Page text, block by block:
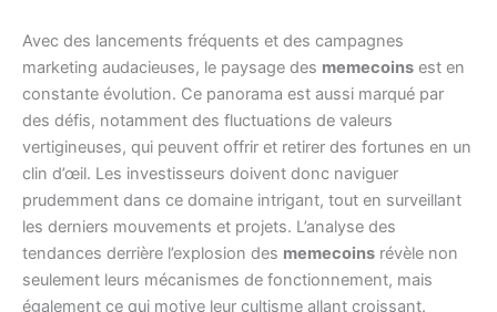
Avec des lancements fréquents et des campagnes
marketing audacieuses, le paysage des memecoins est en
constante évolution. Ce panorama est aussi marqué par
des défis, notamment des fluctuations de valeurs
vertigineuses, qui peuvent offrir et retirer des fortunes en un
clin d’œil. Les investisseurs doivent donc naviguer
prudemment dans ce domaine intrigant, tout en surveillant
les derniers mouvements et projets. L’analyse des
tendances derrière l’explosion des memecoins révèle non
seulement leurs mécanismes de fonctionnement, mais
également ce qui motive leur cultisme allant croissant.